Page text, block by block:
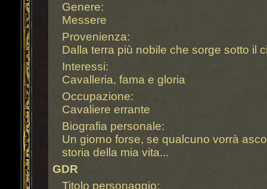
Genere:
Messere
Provenienza:
Dalla terra più nobile che sorge sotto il
Interessi:
Cavalleria, fama e gloria
Occupazione:
Cavaliere errante
Biografia personale:
Un giorno forse, se qualcuno vorrà
storia della mia vita...
GDR
Titolo personaggio: